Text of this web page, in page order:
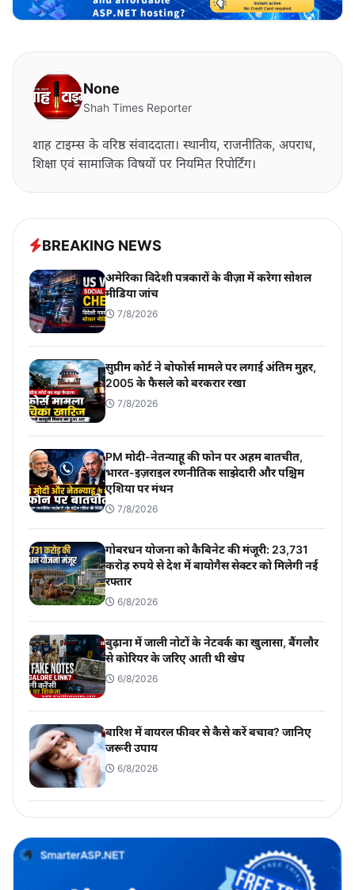
None
Shah Times Reporter
शाह टाइम्स के वरिष्ठ संवाददाता। स्थानीय, राजनीतिक, अपराध,
शिक्षा एवं सामाजिक विषयों पर नियमित रिपोर्टिंग।
BREAKING NEWS
अमेरिका विदेशी पत्रकारों के वीज़ा में करेगा सोशल
मीडिया जांच
7/8/2026
सुप्रीम कोर्ट ने बोफोर्स मामले पर लगाई अंतिम मुहर,
2005 के फैसले को बरकरार रखा
7/8/2026
PM मोदी-नेतन्याहू की फोन पर अहम बातचीत,
भारत-इज़राइल रणनीतिक साझेदारी और पश्चिम
एशिया पर मंथन
7/8/2026
गोबरधन योजना को कैबिनेट की मंजूरी: 23,731
करोड़ रुपये से देश में बायोगैस सेक्टर को मिलेगी नई
रफ्तार
6/8/2026
बुढ़ाना में जाली नोटों के नेटवर्क का खुलासा, बैंगलौर
से कोरियर के जरिए आती थी खेप
6/8/2026
बारिश में वायरल फीवर से कैसे करें बचाव? जानिए
जरूरी उपाय
6/8/2026